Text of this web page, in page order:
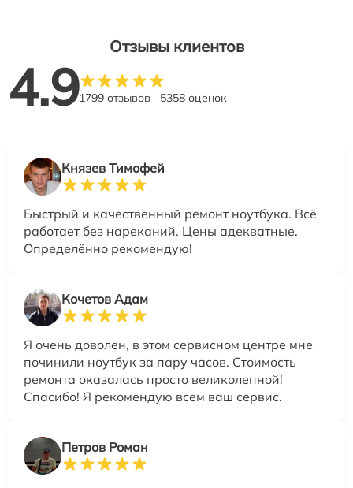
Отзывы клиентов
4.91799 отзывов 5358 оценок
Князев Тимофей
Быстрый и качественный ремонт ноутбука. Всё
работает без нареканий. Цены адекватные.
Определённо рекомендую!
Кочетов Адам
Я очень доволен, в этом сервисном центре мне
починили ноутбук за пару часов. Стоимость
ремонта оказалась просто великолепной!
Спасибо! Я рекомендую всем ваш сервис.
Петров Роман